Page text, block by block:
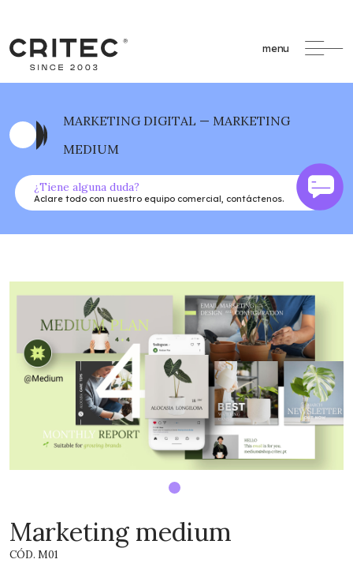
menu
MARKETING DIGITAL — MARKETING
MEDIUM
¿Tiene alguna duda?
Aclare todo con nuestro equipo comercial, contáctenos.
Marketing medium
CÓD. M01